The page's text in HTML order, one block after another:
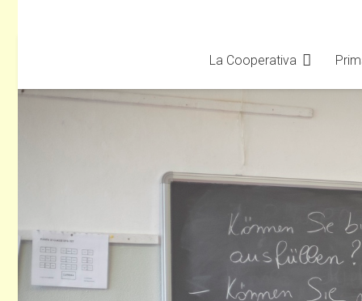
La Cooperativa